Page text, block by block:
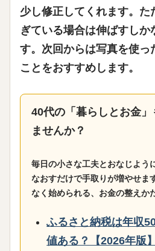
少し修正してくれます。た
ぎている場合は伸ばすしか
す。次回からは写真を使っ
ことをおすすめします。
40代の「暮らしとお金」
ませんか？
毎日の小さな工夫とおなじよう
なおすだけで手取りが増やせま
なく始められる、お金の整えか
ふるさと納税は年収
値ある？【2026年版】